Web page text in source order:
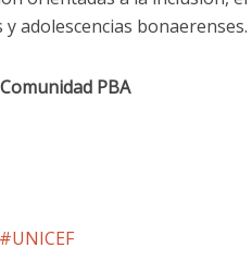
adolescencias bonaerenses.
PBA
UNICEF